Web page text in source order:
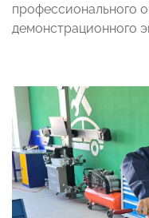
профессионального
демонстрационного